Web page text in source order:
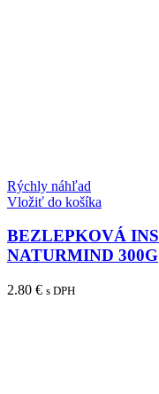
Rýchly náhľad
Vložiť do košíka
BEZLEPKOVÁ
NATURMIND 300G
2.80 € s DPH